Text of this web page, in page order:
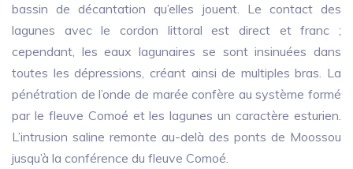
bassin de décantation qu’elles jouent. Le contact des
lagunes avec le cordon littoral est direct et franc ;
cependant, les eaux lagunaires se sont insinuées dans
toutes les dépressions, créant ainsi de multiples bras. La
pénétration de l’onde de marée confère au système formé
par le fleuve Comoé et les lagunes un caractère esturien.
L’intrusion saline remonte au-delà des ponts de Moossou
jusqu’à la conférence du fleuve Comoé.